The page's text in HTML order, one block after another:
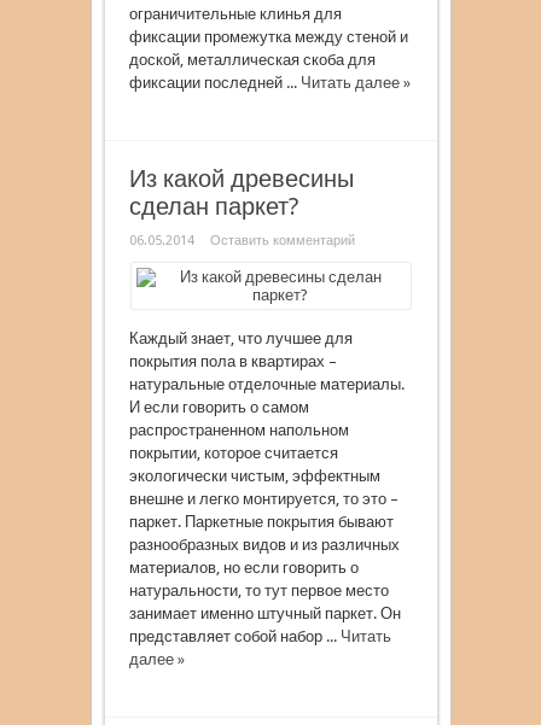
ограничительные клинья для
фиксации промежутка между стеной и
доской, металлическая скоба для
фиксации последней ... Читать далее »
Из какой древесины
сделан паркет?
06.05.2014 Оставить комментарий
Каждый знает, что лучшее для
покрытия пола в квартирах –
натуральные отделочные материалы.
И если говорить о самом
распространенном напольном
покрытии, которое считается
экологически чистым, эффектным
внешне и легко монтируется, то это –
паркет. Паркетные покрытия бывают
разнообразных видов и из различных
материалов, но если говорить о
натуральности, то тут первое место
занимает именно штучный паркет. Он
представляет собой набор ... Читать
далее »